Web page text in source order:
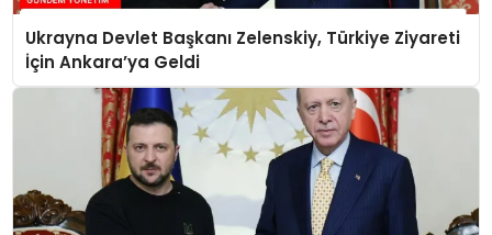
Ukrayna Devlet Başkanı Zelenskiy, Türkiye Ziyareti
İçin Ankara’ya Geldi